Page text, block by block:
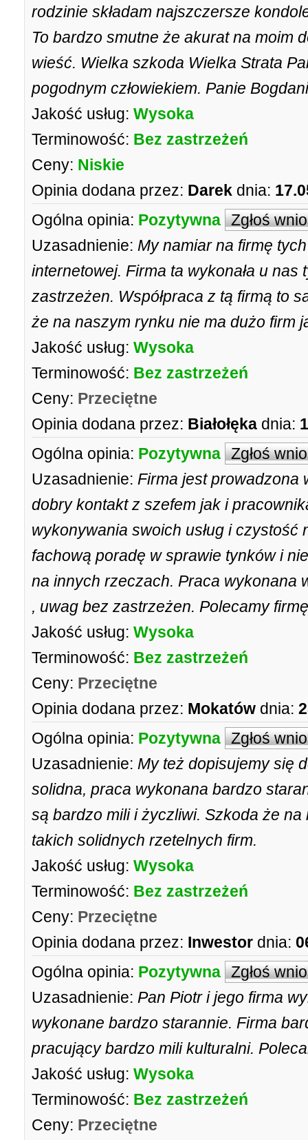
rodzinie składam najszczersze
To bardzo smutne że akurat na moim
wieść. Wielka szkoda Wielka Strata
pogodnym człowiekiem. Panie
Jakość usług: Wysoka
Terminowość: Bez zastrzeżeń
Ceny: Niskie
Opinia dodana przez: Darek dnia:
Ogólna opinia: Pozytywna Zgłoś
Uzasadnienie: My namiar na firmę
internetowej. Firma ta wykonała u
zastrzeżen. Współpraca z tą firmą to
że na naszym rynku nie ma dużo firm
Jakość usług: Wysoka
Terminowość: Bez zastrzeżeń
Ceny: Przeciętne
Opinia dodana przez: Białołęka dnia:
Ogólna opinia: Pozytywna Zgłoś
Uzasadnienie: Firma jest prowadzona
dobry kontakt z szefem jak i
wykonywania swoich usług i czystość
fachową poradę w sprawie tynków i
na innych rzeczach. Praca wykonana
, uwag bez zastrzeżen. Polecamy
Jakość usług: Wysoka
Terminowość: Bez zastrzeżeń
Ceny: Przeciętne
Opinia dodana przez: Mokatów dnia:
Ogólna opinia: Pozytywna Zgłoś
Uzasadnienie: My też dopisujemy się
solidna, praca wykonana bardzo
są bardzo mili i życzliwi. Szkoda że
takich solidnych rzetelnych firm.
Jakość usług: Wysoka
Terminowość: Bez zastrzeżeń
Ceny: Przeciętne
Opinia dodana przez: Inwestor dnia:
Ogólna opinia: Pozytywna Zgłoś
Uzasadnienie: Pan Piotr i jego firma
wykonane bardzo starannie. Firma
pracujący bardzo mili kulturalni.
Jakość usług: Wysoka
Terminowość: Bez zastrzeżeń
Ceny: Przeciętne